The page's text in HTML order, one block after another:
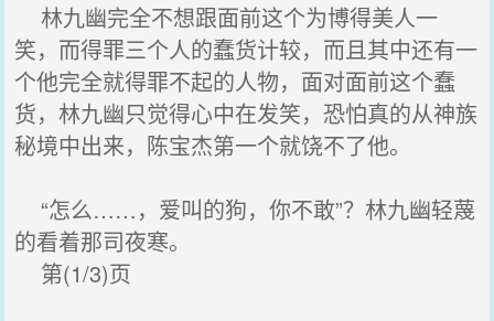
林九幽完全不想跟面前这个为博得美人一
笑，而得罪三个人的蠢货计较，而且其中还有一
个他完全就得罪不起的人物，面对面前这个蠢
货，林九幽只觉得心中在发笑，恐怕真的从神族
秘境中出来，陈宝杰第一个就饶不了他。
“怎么……，爱叫的狗，你不敢”？林九幽轻蔑
的看着那司夜寒。
第(1/3)页